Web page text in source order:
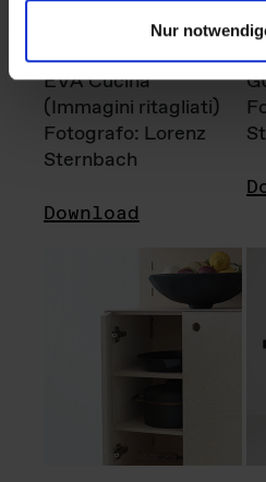
Nur
EVA Cucina
(Immagini ritagliati)
Fotografo: Lorenz
Sternbach
Download